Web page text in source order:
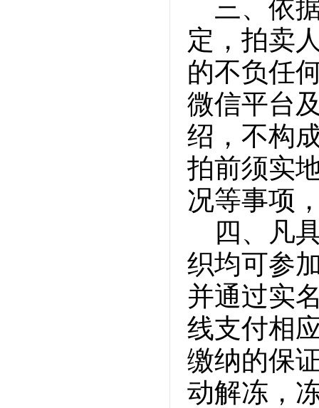
三、依
定，拍卖
的不负任
微信平台
绍，不构
拍前须实
况等事项
四、凡
织均可参
并通过实
线支付相
缴纳的保
动解冻，